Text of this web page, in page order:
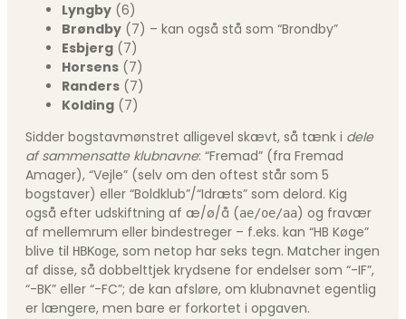
Lyngby (6)
Brøndby (7) – kan også stå som “Brondby”
Esbjerg (7)
Horsens (7)
Randers (7)
Kolding (7)
Sidder bogstavmønstret alligevel skævt, så tænk i dele
af sammensatte klubnavne: “Fremad” (fra Fremad
Amager), “Vejle” (selv om den oftest står som 5
bogstaver) eller “Boldklub”/“Idræts” som delord. Kig
også efter udskiftning af æ/ø/å (ae/oe/aa) og fravær
af mellemrum eller bindestreger – f.eks. kan “HB Køge”
blive til HBKoge, som netop har seks tegn. Matcher ingen
af disse, så dobbelttjek krydsene for endelser som “-IF”,
“-BK” eller “-FC”; de kan afsløre, om klubnavnet egentlig
er længere, men bare er forkortet i opgaven.